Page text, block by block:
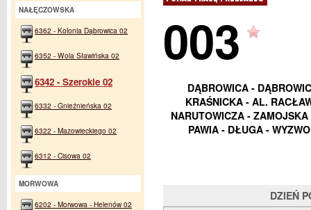
003
DĄBROWICA -
KRAŚNICKA - AL.
NARUTOWICZA -
PAWIA - DŁUGA -
DZIEŃ
NAŁĘCZOWSKA
6362 - Kolonia Dąbrowica 02
6352 - Wola Sławińska 02
6342 - Szerokie 02
6332 - Gnieźnieńska 02
6322 - Mazowieckiego 02
6312 - Cisowa 02
MORWOWA
6202 - Morwowa - Helenów 02